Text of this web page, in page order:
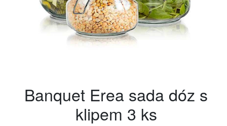
Banquet Erea sada dóz s
klipem 3 ks